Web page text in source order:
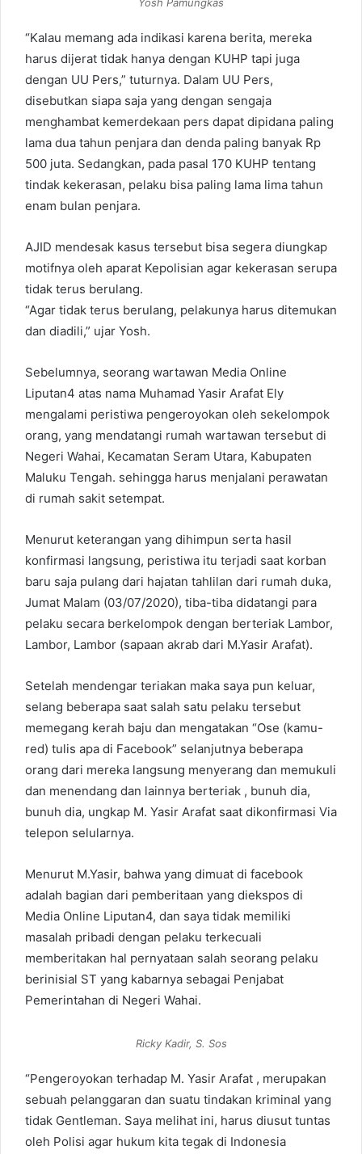
“Kalau memang ada indikasi karena berita, mereka
harus dijerat tidak hanya dengan KUHP tapi juga
dengan UU Pers,” tuturnya. Dalam UU Pers,
disebutkan siapa saja yang dengan sengaja
menghambat kemerdekaan pers dapat dipidana paling
lama dua tahun penjara dan denda paling banyak Rp
500 juta. Sedangkan, pada pasal 170 KUHP tentang
tindak kekerasan, pelaku bisa paling lama lima tahun
enam bulan penjara.
AJID mendesak kasus tersebut bisa segera diungkap
motifnya oleh aparat Kepolisian agar kekerasan serupa
tidak terus berulang.
“Agar tidak terus berulang, pelakunya harus ditemukan
dan diadili,” ujar Yosh.
Sebelumnya, seorang wartawan Media Online
Liputan4 atas nama Muhamad Yasir Arafat Ely
mengalami peristiwa pengeroyokan oleh sekelompok
orang, yang mendatangi rumah wartawan tersebut di
Negeri Wahai, Kecamatan Seram Utara, Kabupaten
Maluku Tengah. sehingga harus menjalani perawatan
di rumah sakit setempat.
Menurut keterangan yang dihimpun serta hasil
konfirmasi langsung, peristiwa itu terjadi saat korban
baru saja pulang dari hajatan tahlilan dari rumah duka,
Jumat Malam (03/07/2020), tiba-tiba didatangi para
pelaku secara berkelompok dengan berteriak Lambor,
Lambor, Lambor (sapaan akrab dari M.Yasir Arafat).
Setelah mendengar teriakan maka saya pun keluar,
selang beberapa saat salah satu pelaku tersebut
memegang kerah baju dan mengatakan “Ose (kamu-
red) tulis apa di Facebook” selanjutnya beberapa
orang dari mereka langsung menyerang dan memukuli
dan menendang dan lainnya berteriak , bunuh dia,
bunuh dia, ungkap M. Yasir Arafat saat dikonfirmasi Via
telepon selularnya.
Menurut M.Yasir, bahwa yang dimuat di facebook
adalah bagian dari pemberitaan yang diekspos di
Media Online Liputan4, dan saya tidak memiliki
masalah pribadi dengan pelaku terkecuali
memberitakan hal pernyataan salah seorang pelaku
berinisial ST yang kabarnya sebagai Penjabat
Pemerintahan di Negeri Wahai.
Ricky Kadir, S. Sos
“Pengeroyokan terhadap M. Yasir Arafat , merupakan
sebuah pelanggaran dan suatu tindakan kriminal yang
tidak Gentleman. Saya melihat ini, harus diusut tuntas
oleh Polisi agar hukum kita tegak di Indonesia